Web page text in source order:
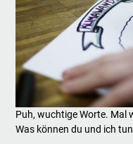
Puh, wuchtige Worte. Mal
Was können du und ich